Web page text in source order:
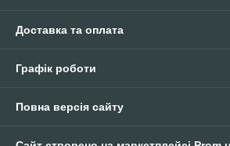
Доставка та оплата
Графік роботи
Повна версія сайту